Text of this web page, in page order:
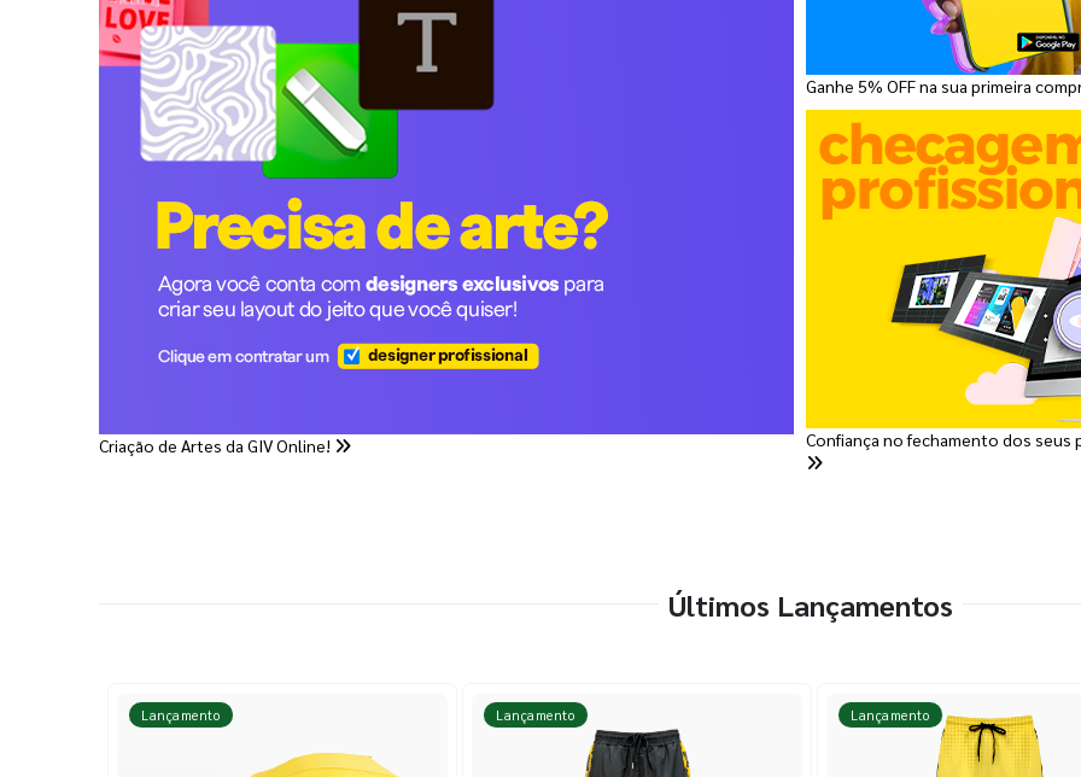
Criação de Artes da GIV Online!
Ganhe 5% OFF na sua primeira
Confiança no fechamento dos seus
Últimos Lançamentos
Lançamento Lançamento Lançamento